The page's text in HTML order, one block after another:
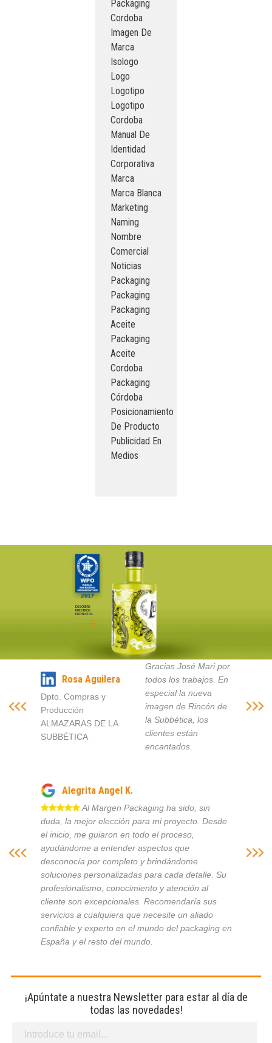
Packaging
Cordoba
Imagen De
Marca
Isologo
Logo
Logotipo
Logotipo
Cordoba
Manual De
Identidad
Corporativa
Marca
Marca Blanca
Marketing
Naming
Nombre
Comercial
Noticias
Packaging
Packaging
Packaging
Aceite
Packaging
Aceite
Cordoba
Packaging
Córdoba
Posicionamiento
De Producto
Publicidad En
Medios
DESCUBRE
NUESTROS
PROYECTOS
Rosa Aguilera
Dpto. Compras y
Producción
ALMAZARAS DE LA
SUBBÉTICA
Gracias José Mari por
todos los trabajos. En
especial la nueva
imagen de Rincón de
la Subbética, los
clientes están
encantados.
Alegrita Angel K.
Al Margen Packaging ha sido, sin
duda, la mejor elección para mi proyecto. Desde
el inicio, me guiaron en todo el proceso,
ayudándome a entender aspectos que
desconocía por completo y brindándome
soluciones personalizadas para cada detalle. Su
profesionalismo, conocimiento y atención al
cliente son excepcionales. Recomendaría sus
servicios a cualquiera que necesite un aliado
confiable y experto en el mundo del packaging en
España y el resto del mundo.
¡Apúntate a nuestra Newsletter para estar al día de
todas las novedades!